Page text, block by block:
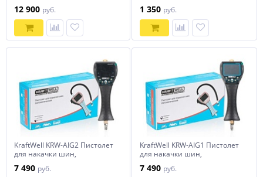
12 900 руб. 1 350 руб.
KraftWell KRW-AIG2 Пистолет
для накачки шин,
дисплеем
7 490 руб.
KraftWell KRW-AIG1 Пистолет
для накачки шин,
дисплеем
7 490 руб.